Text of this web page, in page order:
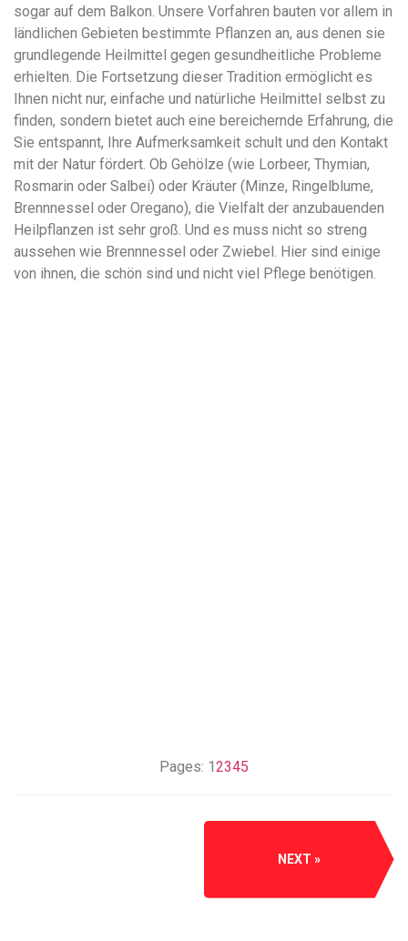
sogar auf dem Balkon. Unsere Vorfahren bauten vor allem in
ländlichen Gebieten bestimmte Pflanzen an, aus denen sie
grundlegende Heilmittel gegen gesundheitliche Probleme
erhielten. Die Fortsetzung dieser Tradition ermöglicht es
Ihnen nicht nur, einfache und natürliche Heilmittel selbst zu
finden, sondern bietet auch eine bereichernde Erfahrung, die
Sie entspannt, Ihre Aufmerksamkeit schult und den Kontakt
mit der Natur fördert. Ob Gehölze (wie Lorbeer, Thymian,
Rosmarin oder Salbei) oder Kräuter (Minze, Ringelblume,
Brennnessel oder Oregano), die Vielfalt der anzubauenden
Heilpflanzen ist sehr groß. Und es muss nicht so streng
aussehen wie Brennnessel oder Zwiebel. Hier sind einige
von ihnen, die schön sind und nicht viel Pflege benötigen.
Pages: 12345
NEXT